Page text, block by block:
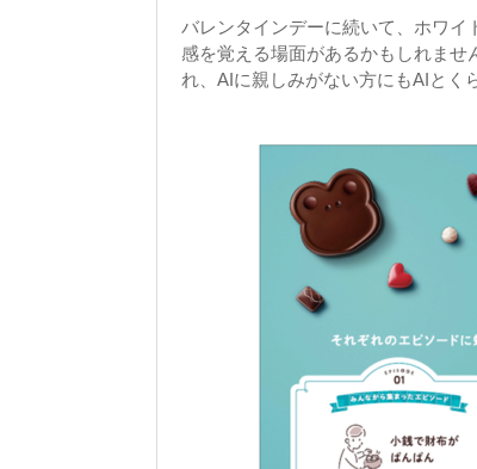
バレンタインデーに続いて、ホワ
感を覚える場面があるかもしれま
れ、AIに親しみがない方にもAIとく